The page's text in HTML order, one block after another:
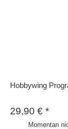
Hobbywing
29,90 € *
Momentan